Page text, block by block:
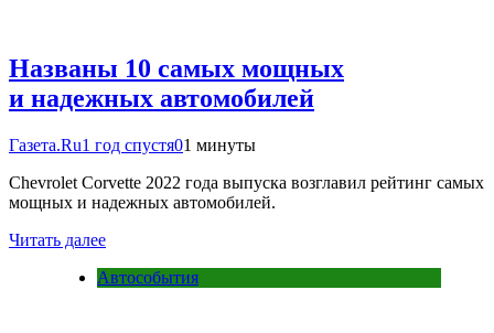
Названы 10 самых мощных
и надежных автомобилей
Газета.Ru1 год спустя01 минуты
Chevrolet Corvette 2022 года выпуска возглавил рейтинг самых
мощных и надежных автомобилей.
Читать далее
Автособытия